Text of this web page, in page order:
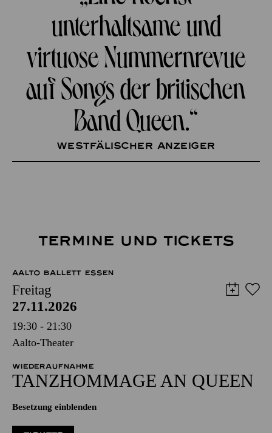
unterhaltsame und
virtuose Nummernrevue
auf Songs der britischen
Band Queen.“
Westfälischer Anzeiger
TERMINE UND TICKETS
AALTO BALLETT ESSEN
Freitag
27.11.2026
19:30 - 21:30
Aalto-Theater
WIEDERAUFNAHME
TANZ­HOMMAGE AN QUEEN
Besetzung einblenden